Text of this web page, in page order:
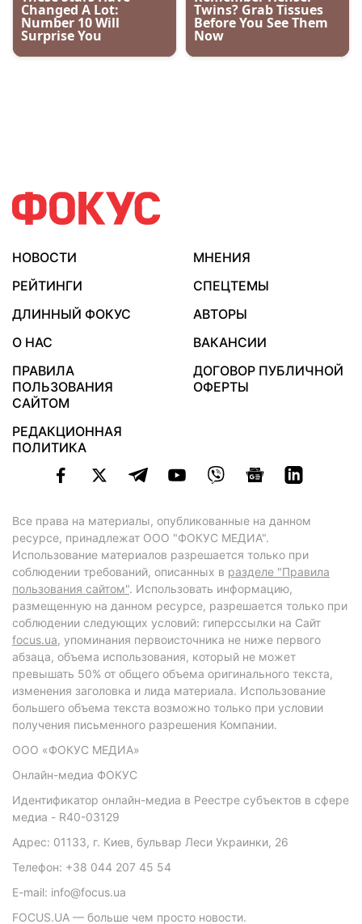
НОВОСТИ
МНЕНИЯ
РЕЙТИНГИ
СПЕЦТЕМЫ
ДЛИННЫЙ ФОКУС
АВТОРЫ
О НАС
ВАКАНСИИ
ПРАВИЛА
ПОЛЬЗОВАНИЯ
САЙТОМ
ДОГОВОР ПУБЛИЧНОЙ
ОФЕРТЫ
РЕДАКЦИОННАЯ
ПОЛИТИКА
Все права на материалы, опубликованные на данном
ресурсе, принадлежат ООО "ФОКУС МЕДИА".
Использование материалов разрешается только при
соблюдении требований, описанных в разделе "Правила
пользования сайтом". Использовать информацию,
размещенную на данном ресурсе, разрешается только при
соблюдении следующих условий: гиперссылки на Сайт
focus.ua, упоминания первоисточника не ниже первого
абзаца, объема использования, который не может
превышать 50% от общего объема оригинального текста,
изменения заголовка и лида материала. Использование
большего объема текста возможно только при условии
получения письменного разрешения Компании.
ООО «ФОКУС МЕДИА»
Онлайн-медиа ФОКУС
Идентификатор онлайн-медиа в Реестре субъектов в сфере
медиа - R40-03129
Адрес: 01133, г. Киев, бульвар Леси Украинки, 26
Телефон: +38 044 207 45 54
E-mail: info@focus.ua
FOCUS.UA — больше чем просто новости.